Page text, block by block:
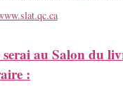
au Salon du
: